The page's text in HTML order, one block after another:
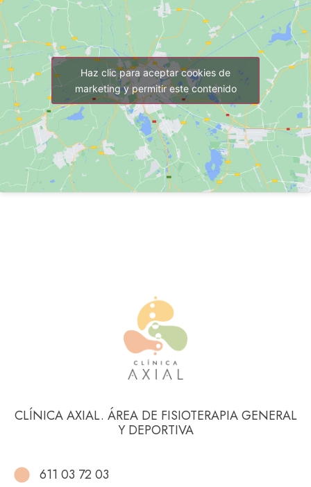
Haz clic para aceptar cookies de
marketing y permitir este contenido
CLÍNICA AXIAL. ÁREA DE FISIOTERAPIA GENERAL
Y DEPORTIVA
611 03 72 03